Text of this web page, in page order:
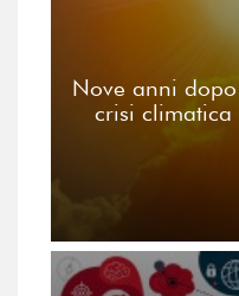
Nove anni
crisi